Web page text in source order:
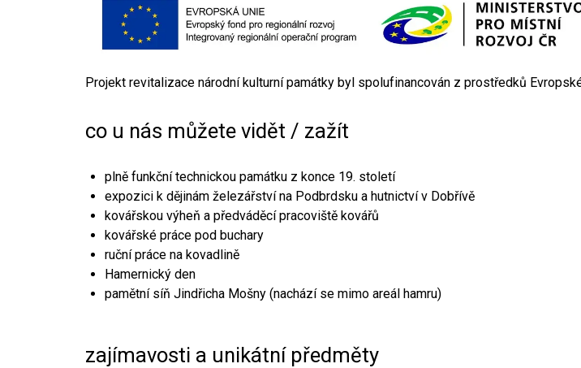
Projekt revitalizace národní kulturní památky byl spolufinancován z prostředků
co u nás můžete vidět / zažít
plně funkční technickou památku z konce 19. století
expozici k dějinám železářství na Podbrdsku a hutnictví v Dobřívě
kovářskou výheň a předváděcí pracoviště kovářů
kovářské práce pod buchary
ruční práce na kovadlině
Hamernický den
pamětní síň Jindřicha Mošny (nachází se mimo areál hamru)
zajímavosti a unikátní předměty